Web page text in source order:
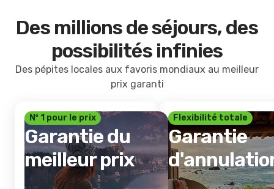
Des millions de séjours, des
possibilités infinies
Des pépites locales aux favoris mondiaux au meilleur
prix garanti
Nº 1 pour le prix
Garantie du
meilleur prix
Flexibilité totale
Garantie